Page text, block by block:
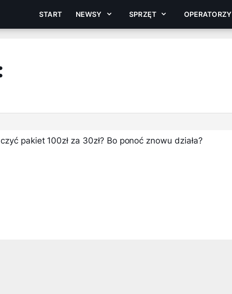
START NEWSY SPRZĘT OPERATORZY
pakiet 100zł za 30zł? Bo ponoć znowu działa?